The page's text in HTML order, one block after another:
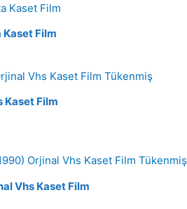
Film
Tükenmiş
Kaset Film
Tükenmiş
Vhs Kaset Film